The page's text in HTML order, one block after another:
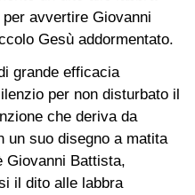
avvertire Giovanni
Gesù addormentato.
grande efficacia
per non disturbato il
che deriva da
un suo disegno a matita
Giovanni Battista,
il dito alle labbra